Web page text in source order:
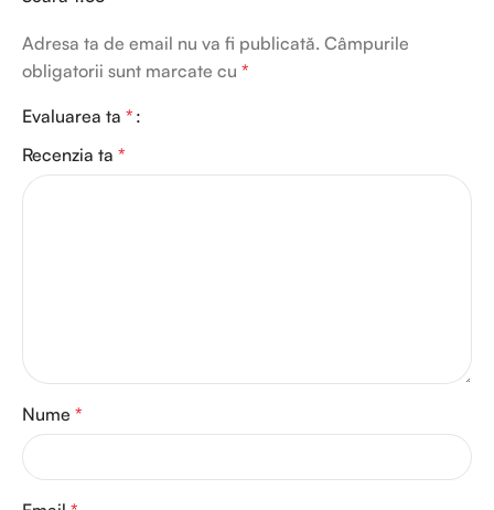
Adresa ta de email nu va fi publicată. Câmpurile
obligatorii sunt marcate cu *
Evaluarea ta *
Recenzia ta *
Nume *